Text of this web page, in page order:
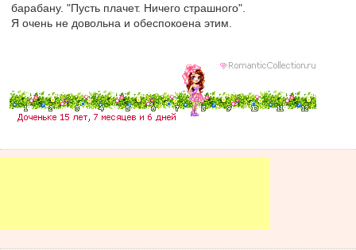
барабану. "Пусть плачет. Ничего страшного".
Я очень не довольна и обеспокоена этим.